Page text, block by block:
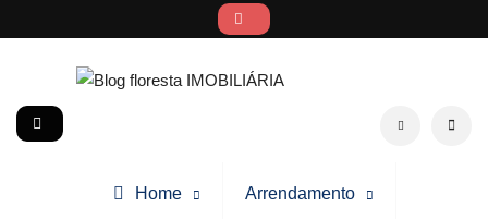
to
Blog floresta IMOBILIÁRIA Search social
Home Arrendamento